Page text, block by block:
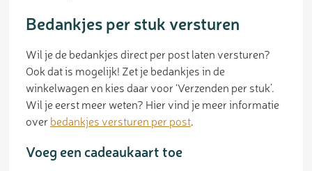
Bedankjes per stuk versturen
Wil je de bedankjes direct per post laten versturen?
Ook dat is mogelijk! Zet je bedankjes in de
winkelwagen en kies daar voor ‘Verzenden per stuk’.
Wil je eerst meer weten? Hier vind je meer informatie
over bedankjes versturen per post.
Voeg een cadeaukaart toe